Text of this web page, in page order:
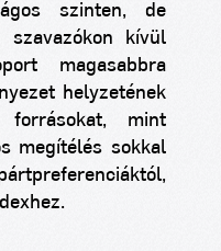
szinten, de
kívül
magasabbra
helyzetének
mint
megítélés sokkal